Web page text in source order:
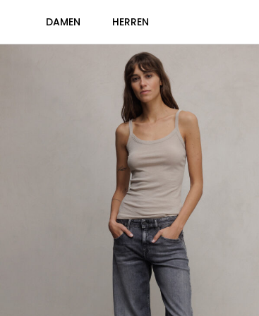
DAMEN HERREN